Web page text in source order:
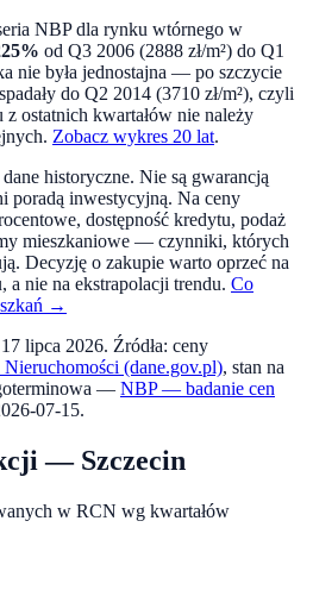
NBP dla rynku wtórnego w
od Q3 2006 (2888 zł/m²) do Q1
nie była jednostajna — po szczycie
do Q2 2014 (3710 zł/m²), czyli
ostatnich kwartałów nie należy
Zobacz wykres 20 lat.
historyczne. Nie są gwarancją
poradą inwestycyjną. Na ceny
dostępność kredytu, podaż
mieszkaniowe — czynniki, których
Decyzję o zakupie warto oprzeć na
nie na ekstrapolacji trendu. Co
→
17 lipca 2026. Źródła: ceny
Nieruchomości (dane.gov.pl), stan na
— NBP — badanie cen
07-15.
— Szczecin
w RCN wg kwartałów